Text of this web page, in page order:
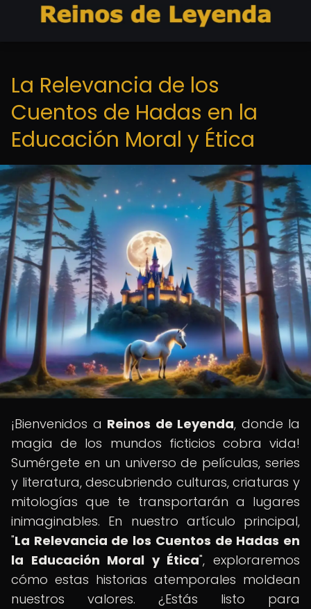
La Relevancia de los
Cuentos de Hadas en la
Educación Moral y Ética
¡Bienvenidos a Reinos de Leyenda, donde la
magia de los mundos ficticios cobra vida!
Sumérgete en un universo de películas, series
y literatura, descubriendo culturas, criaturas y
mitologías que te transportarán a lugares
inimaginables. En nuestro artículo principal,
"La Relevancia de los Cuentos de Hadas en
la Educación Moral y Ética", exploraremos
cómo estas historias atemporales moldean
nuestros valores. ¿Estás listo para